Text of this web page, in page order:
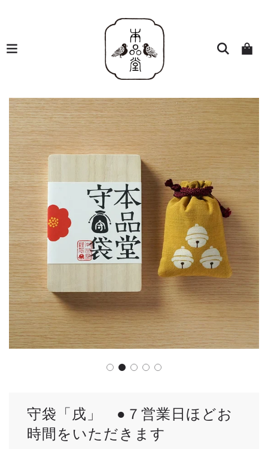
守袋「戌」 ●７営業日ほどお
時間をいただきます